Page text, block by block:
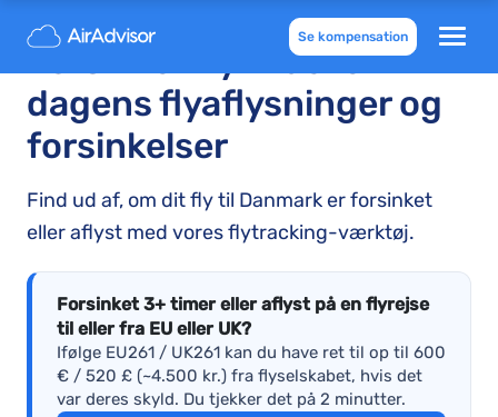
Se kompensation
Forsinket fly-tracker –
dagens flyaflysninger og
forsinkelser
Find ud af, om dit fly til Danmark er forsinket
eller aflyst med vores flytracking-værktøj.
Forsinket 3+ timer eller aflyst på en flyrejse
til eller fra EU eller UK?
Ifølge EU261 / UK261 kan du have ret til op til 600
€ / 520 £ (~4.500 kr.) fra flyselskabet, hvis det
var deres skyld. Du tjekker det på 2 minutter.